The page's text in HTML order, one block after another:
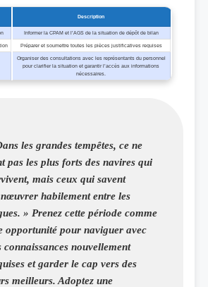
Description
Informer la CPAM et l’AGS de la situation de dépôt de bilan
Préparer et soumettre toutes les pièces justificatives requises
Organiser des consultations avec les représentants du personnel
pour clarifier la situation et garantir l’accès aux informations
nécessaires.
les grandes tempêtes, ce ne
pas les plus forts des navires qui
mais ceux qui savent
habilement entre les
» Prenez cette période comme
opportunité pour naviguer avec
connaissances nouvellement
et garder le cap vers des
meilleurs. Adoptez une